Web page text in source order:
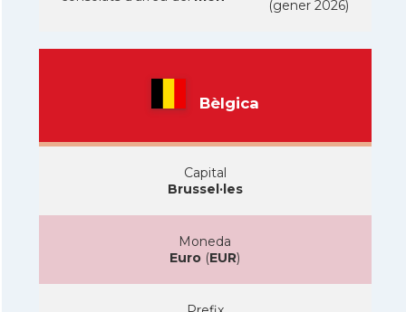
(gener 2026)
Bèlgica
Capital
Brussel·les
Moneda
Euro (EUR)